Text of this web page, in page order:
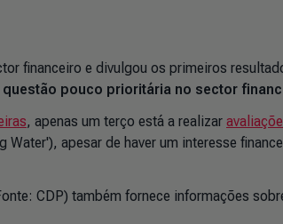
financeiro e divulgou os primeiros
pouco prioritária no sector
, apenas um terço está a realizar
apesar de haver um interesse
CDP) também fornece informações